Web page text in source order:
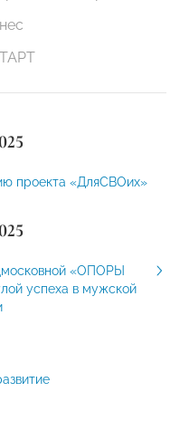
проекта «ДляСВОих»
«ОПОРЫ
успеха в мужской